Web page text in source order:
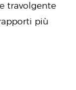
travolgente
più